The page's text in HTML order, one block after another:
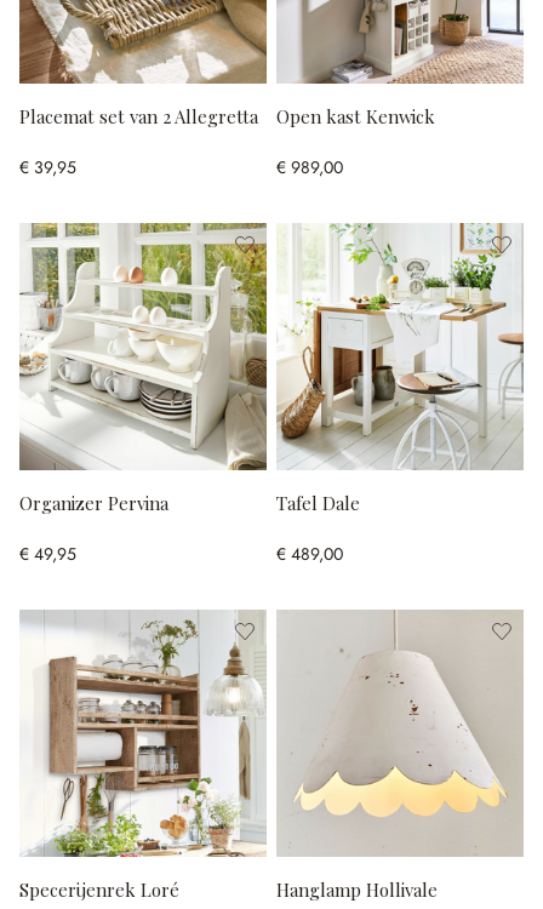
Placemat set van 2 Allegretta
€ 39,95
Open kast Kenwick
€ 989,00
Organizer Pervina
€ 49,95
Tafel Dale
€ 489,00
Specerijenrek Loré Hanglamp Hollivale